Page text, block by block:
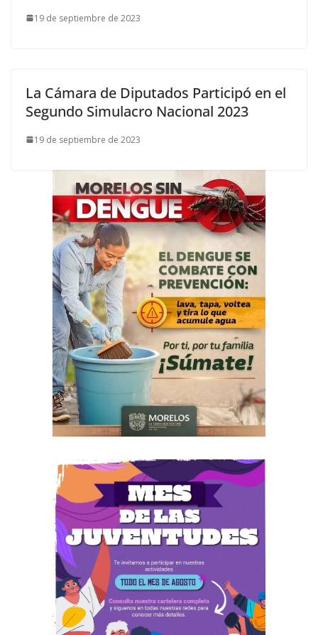
19 de septiembre de 2023
La Cámara de Diputados Participó en el
Segundo Simulacro Nacional 2023
19 de septiembre de 2023